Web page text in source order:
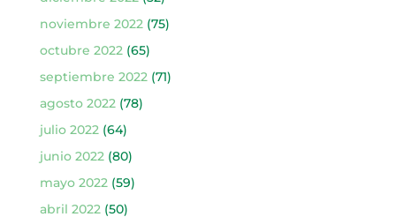
noviembre 2022 (75)
octubre 2022 (65)
septiembre 2022 (71)
agosto 2022 (78)
julio 2022 (64)
junio 2022 (80)
mayo 2022 (59)
abril 2022 (50)